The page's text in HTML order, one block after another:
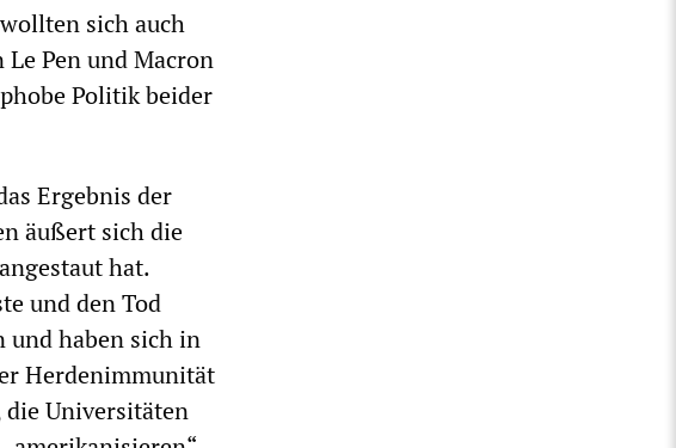
sich auch
Pen und Macron
Politik beider
Ergebnis der
äußert sich die
hat.
und den Tod
haben sich in
Herdenimmunität
Universitäten